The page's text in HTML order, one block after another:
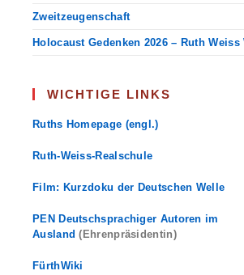
Zweitzeugenschaft
Holocaust Gedenken 2026 – Ruth
WICHTIGE LINKS
Ruths Homepage (engl.)
Ruth-Weiss-Realschule
Film: Kurzdoku der Deutschen Welle
PEN Deutschsprachiger Autoren im
Ausland(Ehrenpräsidentin)
FürthWiki